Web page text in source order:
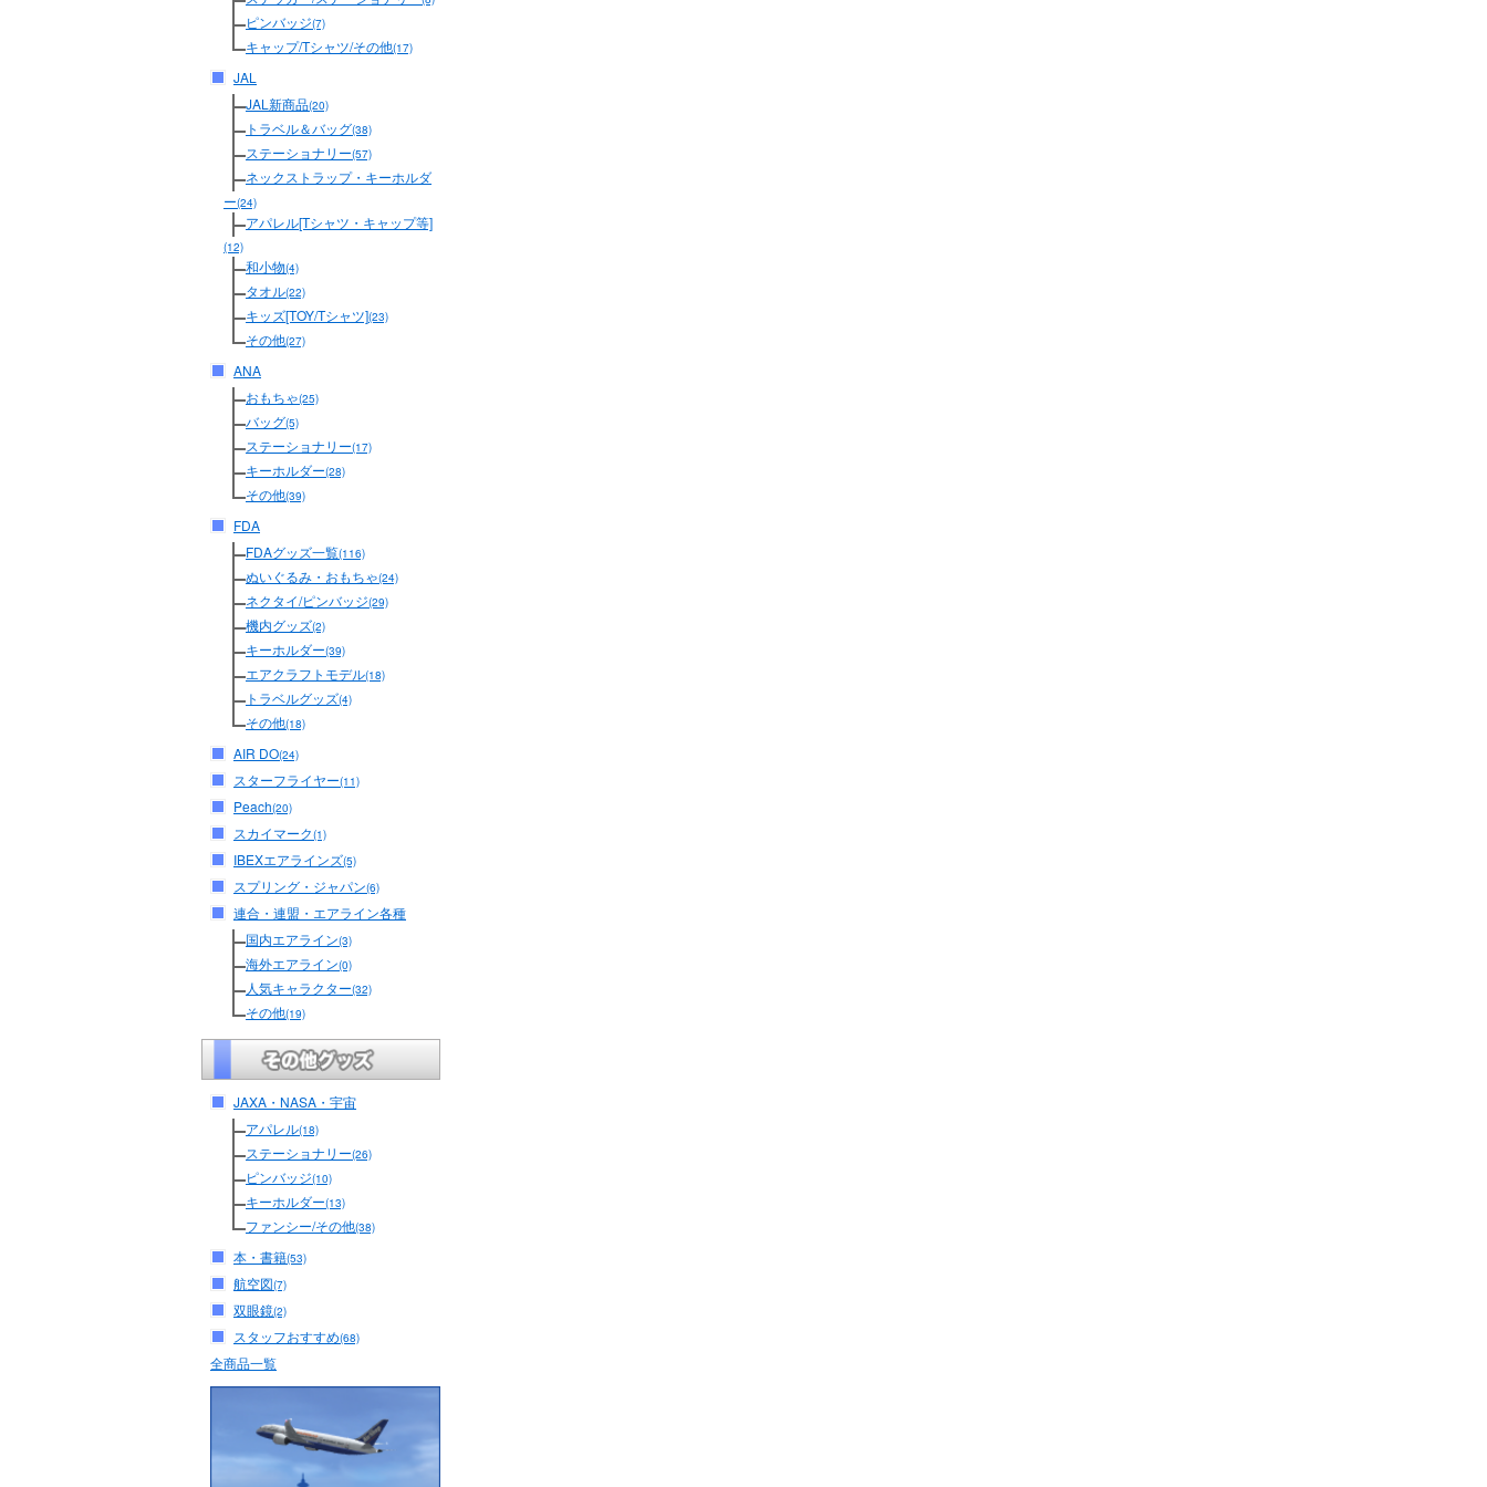
ピンバッジ(7)
キャップ/Tシャツ/その他(17)
JAL
JAL新商品(20)
トラベル＆バッグ(38)
ステーショナリー(57)
ネックストラップ・キーホルダ
ー(24)
アパレル[Tシャツ・キャップ等]
(12)
和小物(4)
タオル(22)
キッズ[TOY/Tシャツ](23)
その他(27)
ANA
おもちゃ(25)
バッグ(5)
ステーショナリー(17)
キーホルダー(28)
その他(39)
FDA
FDAグッズ一覧(116)
ぬいぐるみ・おもちゃ(24)
ネクタイ/ピンバッジ(29)
機内グッズ(2)
キーホルダー(39)
エアクラフトモデル(18)
トラベルグッズ(4)
その他(18)
AIR DO(24)
スターフライヤー(11)
Peach(20)
スカイマーク(1)
IBEXエアラインズ(5)
スプリング・ジャパン(6)
連合・連盟・エアライン各種
国内エアライン(3)
海外エアライン(0)
人気キャラクター(32)
その他(19)
JAXA・NASA・宇宙
アパレル(18)
ステーショナリー(26)
ピンバッジ(10)
キーホルダー(13)
ファンシー/その他(38)
本・書籍(53)
航空図(7)
双眼鏡(2)
スタッフおすすめ(68)
全商品一覧